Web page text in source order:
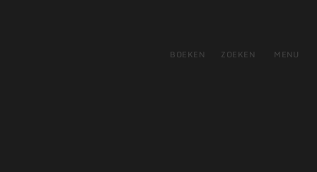
BOEKEN ZOEKEN MENU